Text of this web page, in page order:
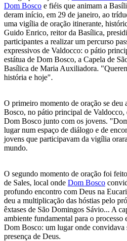
Dom Bosco e fiéis que animam a
deram início, em 29 de janeiro, ao
uma vigília de oração itinerante,
Guido Enrico, reitor da Basílica,
participantes a realizar um percurso
expressivos de Valdocco: o pátio
estátua de Dom Bosco, a Capela de
Basílica de Maria Auxiliadora.
história e hoje".
O primeiro momento de oração se deu
Bosco, no pátio principal de
Dom Bosco junto com os jovens.
lugar num espaço de diálogo e de
jovens que participavam da vigília
mundo.
O segundo momento de oração foi
de Sales, local onde Dom Bosco
profundo encontro com Deus na
deu a multiplicação das hóstias pelo
êxtases de São Domingos Sávio... A
ambiente fundamental para o
Dom Bosco: um lugar onde convidava
presença de Deus.